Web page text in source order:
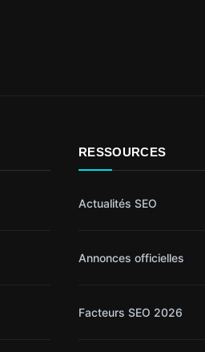
RESSOURCES
Actualités SEO
Annonces officielles
Facteurs SEO 2026